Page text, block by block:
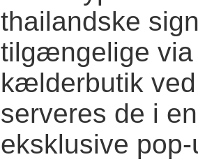
thailandske
tilgængelige
kælderbutik
serveres de i
eksklusive pop-